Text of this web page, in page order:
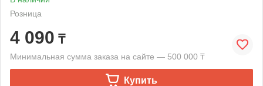
Розница
4 090 ₸
Минимальная сумма заказа на сайте — 500 000 ₸
Купить